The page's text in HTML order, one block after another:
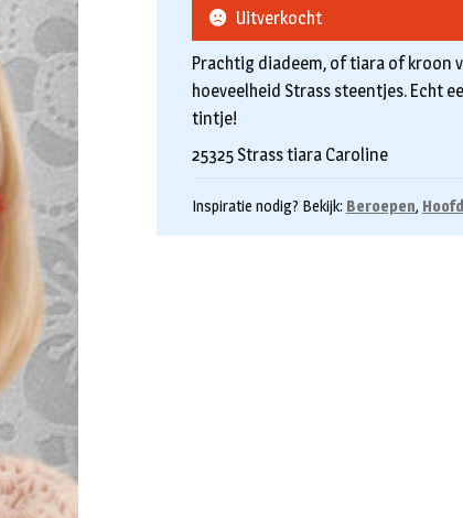
Prachtig diadeem, of tiara of kroon
hoeveelheid Strass steentjes. Echt
tintje!
25325 Strass tiara Caroline
Inspiratie nodig? Bekijk: Beroepen,
Uitverkocht